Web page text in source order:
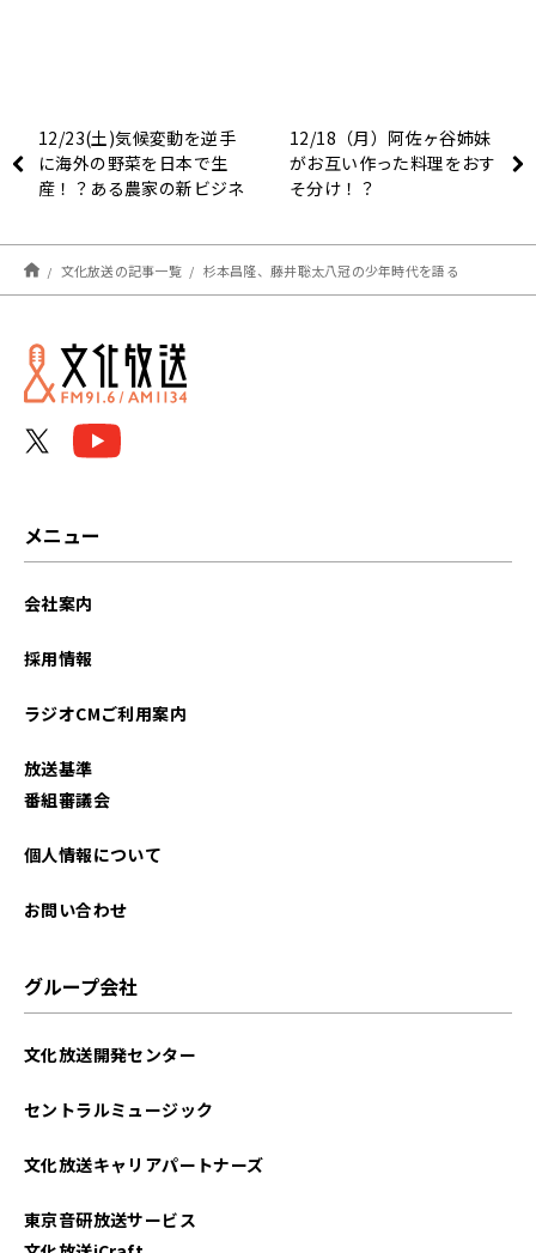
12/23(土)気候変動を逆手
に海外の野菜を日本で生
産！？ある農家の新ビジネ
ン』
12/18（月）阿佐ヶ谷姉妹
がお互い作った料理をおす
そ分け！？
文化放送の記事一覧 杉本昌隆、藤井聡太八冠の少年時代を語る
メニュー
会社案内
採用情報
ラジオCMご利用案内
放送基準
番組審議会
個人情報について
お問い合わせ
グループ会社
文化放送開発センター
セントラルミュージック
文化放送キャリアパートナーズ
東京音研放送サービス